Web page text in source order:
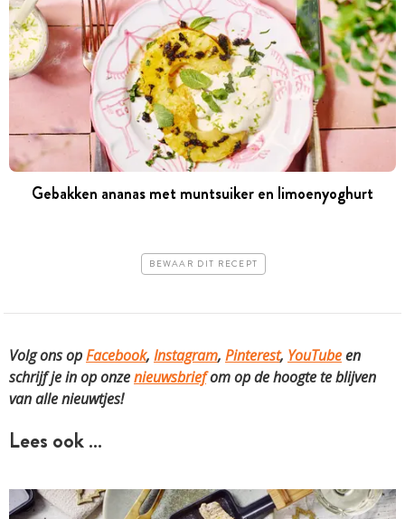
Gebakken ananas met muntsuiker en limoenyoghurt
BEWAAR DIT RECEPT
Volg ons opFacebook, Instagram, Pinterest, YouTubeen
schrijf je in op onzenieuwsbriefom op de hoogte te blijven
van alle nieuwtjes!
Lees ook …